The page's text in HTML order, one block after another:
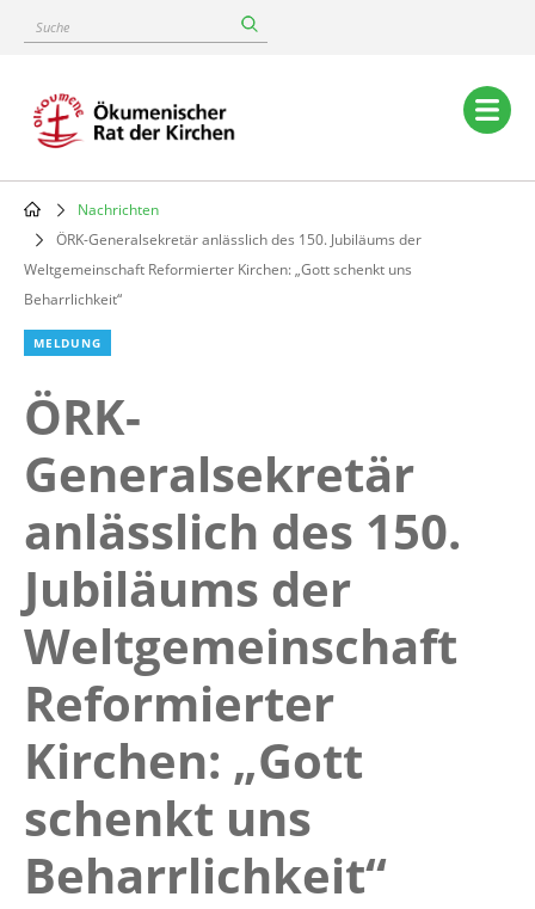
content
Suche
Main
navigation
Breadcrumb
Nachrichten
ÖRK-Generalsekretär anlässlich des 150. Jubiläums der
Weltgemeinschaft Reformierter Kirchen: „Gott schenkt uns
Beharrlichkeit“
MELDUNG
ÖRK-
Generalsekretär
anlässlich des 150.
Jubiläums der
Weltgemeinschaft
Reformierter
Kirchen: „Gott
schenkt uns
Beharrlichkeit“